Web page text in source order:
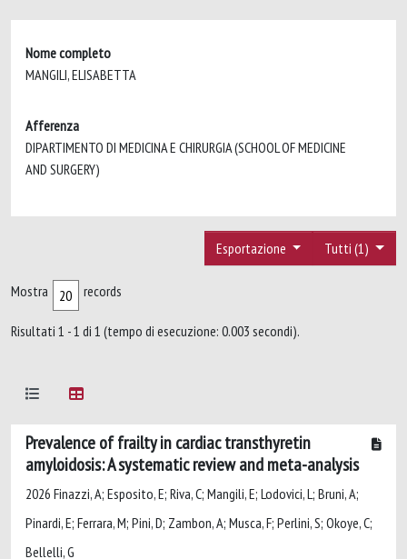
Nome completo
MANGILI, ELISABETTA
Afferenza
DIPARTIMENTO DI MEDICINA E CHIRURGIA (SCHOOL OF MEDICINE
AND SURGERY)
Tutti (1)
Esportazione
Mostra records
Risultati 1 - 1 di 1 (tempo di esecuzione: 0.003 secondi).
Prevalence of frailty in cardiac transthyretin
amyloidosis: A systematic review and meta-analysis
2026 Finazzi, A; Esposito, E; Riva, C; Mangili, E; Lodovici, L; Bruni, A;
Pinardi, E; Ferrara, M; Pini, D; Zambon, A; Musca, F; Perlini, S; Okoye, C;
Bellelli, G